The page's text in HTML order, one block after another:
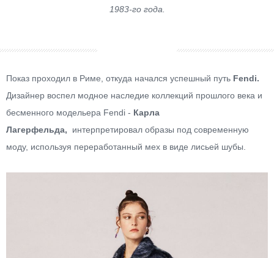
1983-го года.
Показ проходил в Риме, откуда начался успешный путь Fendi.
Дизайнер воспел модное наследие коллекций прошлого века и
бесменного модельера Fendi - Карла
Лагерфельда, интерпретировал образы под современную
моду, используя переработанный мех в виде лисьей шубы.